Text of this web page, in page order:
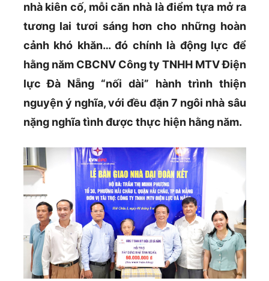
nhà kiên cố, mỗi căn nhà là điểm tựa mở ra
tương lai tươi sáng hơn cho những hoàn
cảnh khó khăn… đó chính là động lực để
hằng năm CBCNV Công ty TNHH MTV Điện
lực Đà Nẵng “nối dài” hành trình thiện
nguyện ý nghĩa, với đều đặn 7 ngôi nhà sâu
nặng nghĩa tình được thực hiện hằng năm.